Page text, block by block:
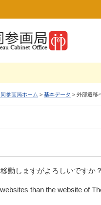
参画局ホーム > 基本データ > 外部遷移
動しますがよろしいですか？
than the website of